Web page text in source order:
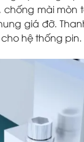
chống mài
giá đỡ.
hệ thống pin.